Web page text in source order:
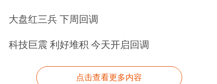
球化是公司的重要战略，公司不断推进
国内和海外制造能力的发展和创新。目
大盘红三兵 下周回调
科技巨震 利好堆积 今天开启回调
点击查看更多内容